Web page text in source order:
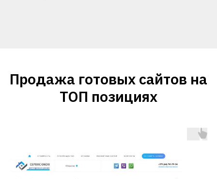
Продажа готовых сайтов на
ТОП позициях